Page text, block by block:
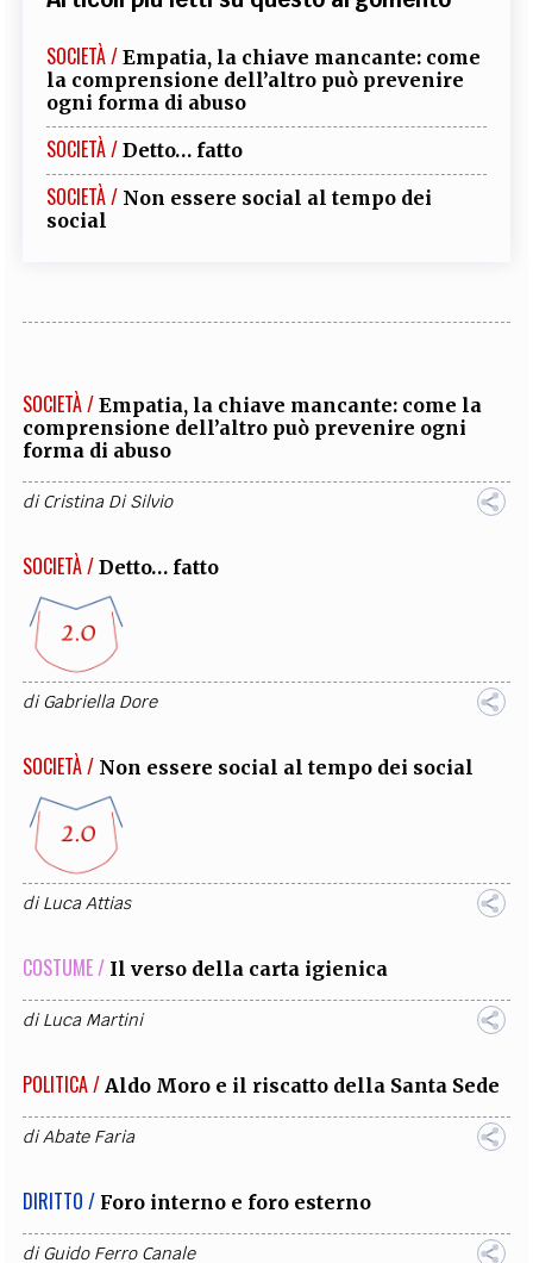
SOCIETÀ / Empatia, la chiave mancante: come
la comprensione dell’altro può prevenire
ogni forma di abuso
SOCIETÀ / Detto… fatto
SOCIETÀ / Non essere social al tempo dei
social
SOCIETÀ / Empatia, la chiave mancante: come la
comprensione dell’altro può prevenire ogni
forma di abuso
diCristina Di Silvio
SOCIETÀ / Detto… fatto
diGabriella Dore
SOCIETÀ / Non essere social al tempo dei social
diLuca Attias
COSTUME / Il verso della carta igienica
diLuca Martini
POLITICA / Aldo Moro e il riscatto della Santa Sede
diAbate Faria
DIRITTO / Foro interno e foro esterno
diGuido Ferro Canale